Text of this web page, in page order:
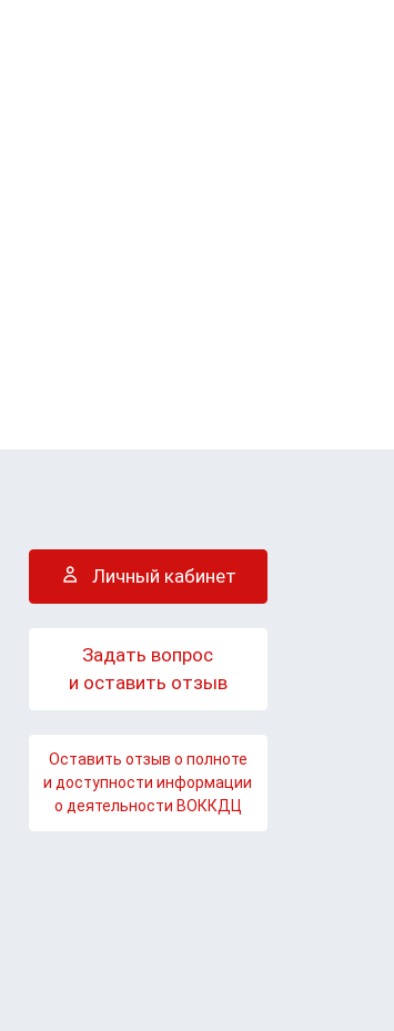
Личный кабинет
Задать вопрос
и оставить отзыв
Оставить отзыв о полноте
и доступности информации
о деятельности ВОККДЦ